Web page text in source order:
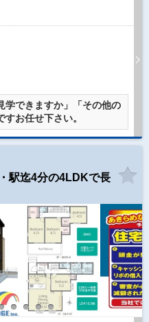
学できますか」「その他の
お任せ下さい。
駅迄4分の4LDKで長